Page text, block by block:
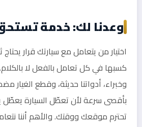
وعدنا لك: خدمة
اختيار من يتعامل مع سيارتك قرار
كسبها في كل تعامل بالفعل لا
وخبراء، أدواتنا حديثة، وقطع الغيار
بأقصى سرعة لأن تعطّل السيارة
تحترم موقعك ووقتك. والأهم أننا